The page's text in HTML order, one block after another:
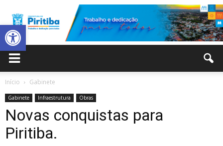
Abrir a barra de ferramentas
Início Gabinete
Gabinete Infraestrutura Obras
Novas conquistas para
Piritiba.